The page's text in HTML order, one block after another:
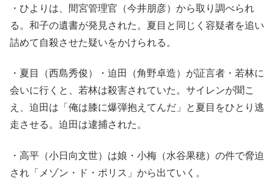
・ひよりは、間宮管理官（今井朋彦）から取り調べられ
る。和子の遺書が発見された。夏目と同じく容疑者を追い
詰めて自殺させた疑いをかけられる。
・夏目（西島秀俊）・迫田（角野卓造）が証言者・若林に
会いに行くと、若林は殺害されていた。サイレンが聞こ
え、迫田は「俺は膝に爆弾抱えてんだ」と夏目をひとり逃
走させる。迫田は逮捕された。
・高平（小日向文世）は娘・小梅（水谷果穂）の件で脅迫
され「メゾン・ド・ポリス」から出ていく。